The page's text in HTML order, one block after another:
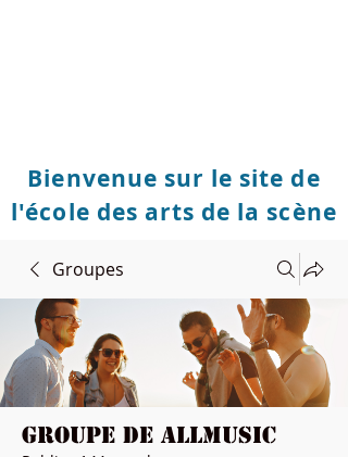
Bienvenue sur le site de
l'école des arts de la scène
Groupes
Groupe de Allmusic